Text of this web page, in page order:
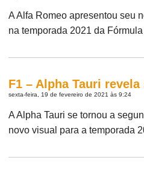
A Alfa Romeo apresentou seu
na temporada 2021 da Fórmula
F1 – Alpha Tauri
sexta-feira, 19 de fevereiro de 2021 às 9:24
A Alpha Tauri se tornou a
novo visual para a temporada